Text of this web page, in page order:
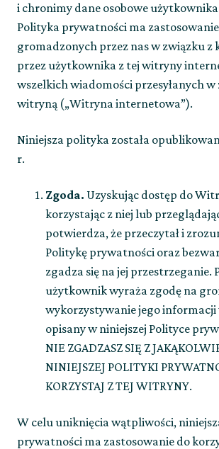
i chronimy dane osobowe
Polityka prywatności ma
gromadzonych przez nas w związku z
przez użytkownika z tej witryny
wszelkich wiadomości przesyłanych w
witryną („Witryna internetowa”).
Niniejsza polityka została
r.
Zgoda. Uzyskując dostęp do
korzystając z niej lub
potwierdza, że przeczytał i
Politykę prywatności oraz
zgadza się na jej przestrzeganie.
użytkownik wyraża zgodę na
wykorzystywanie jego informacji
opisany w niniejszej Polityce
NIE ZGADZASZ SIĘ Z
NINIEJSZEJ POLITYKI
KORZYSTAJ Z TEJ WITRYNY.
W celu uniknięcia wątpliwości,
prywatności ma zastosowanie do